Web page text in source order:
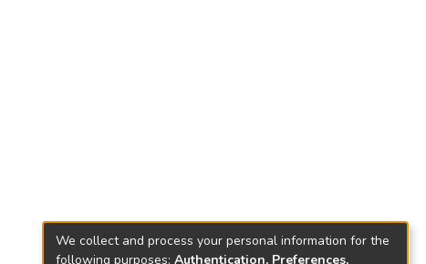
We collect and process your personal information for the
following purposes: Authentication, Preferences,